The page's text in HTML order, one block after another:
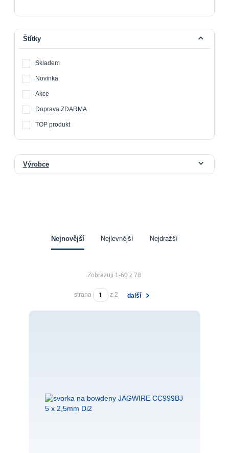
Štítky
Skladem
Novinka
Akce
Doprava ZDARMA
TOP produkt
Výrobce
Nejnovější Nejlevnější Nejdražší
Zobrazuji 1-60 z 78
strana z 2 další